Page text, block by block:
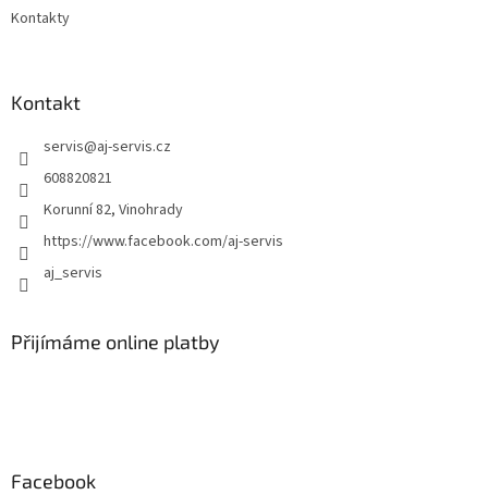
Kontakty
Kontakt
servis@aj-servis.cz
608820821
Korunní 82, Vinohrady
https://www.facebook.com/aj-servis
aj_servis
Přijímáme online platby
Facebook